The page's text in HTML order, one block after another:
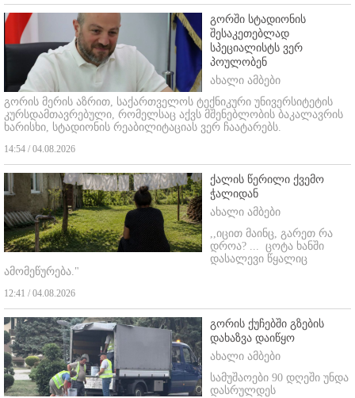
გორში სტადიონის
შესაკეთებლად
სპეციალისტს ვერ
პოულობენ
ახალი ამბები
გორის მერის აზრით, საქართველოს ტექნიკური უნივერსიტეტის
კურსდამთავრებული, რომელსაც აქვს მშენებლობის ბაკალავრის
ხარისხი, სტადიონის რეაბილიტაციას ვერ ჩაატარებს.
14:54 / 04.08.2026
ქალის წერილი ქვემო
ჭალიდან
ახალი ამბები
,,იცით მაინც, გარეთ რა
დროა? ... ცოტა ხანში
დასალევი წყალიც
ამომეწურება."
12:41 / 04.08.2026
გორის ქუჩებში გზების
დახაზვა დაიწყო
ახალი ამბები
სამუშაოები 90 დღეში უნდა
დასრულდეს